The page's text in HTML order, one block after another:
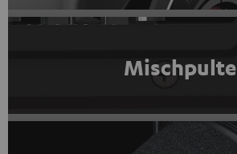
Mischpulte